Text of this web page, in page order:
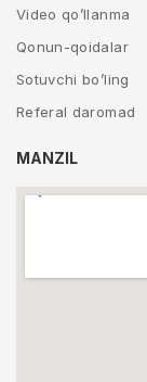
Video qo’llanma
Qonun-qoidalar
Sotuvchi bo’ling
Referal daromad
MANZIL